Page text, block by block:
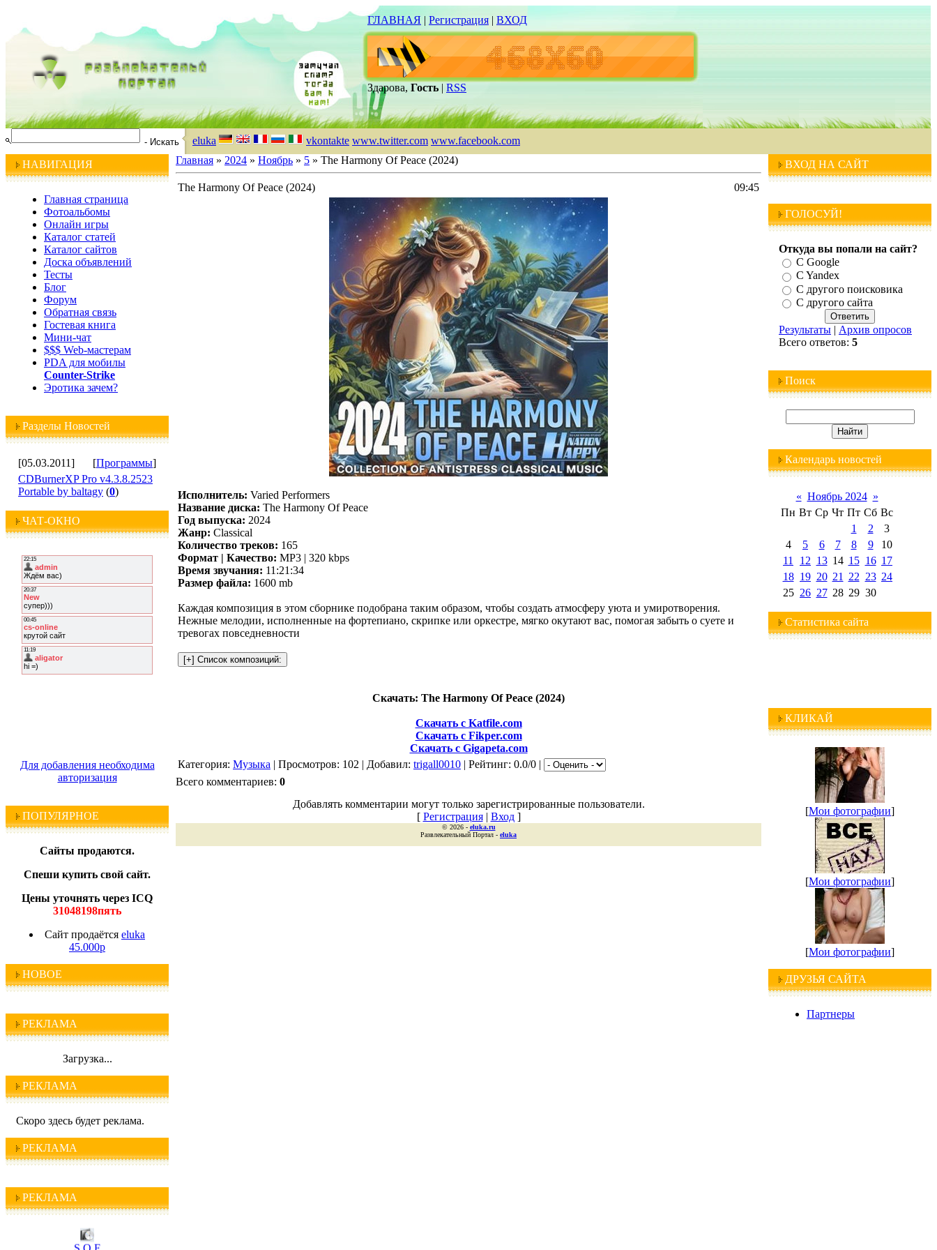
ГЛАВНАЯ | Регистрация | ВХОД
Здарова, Гость | RSS
eluka vkontakte www.twitter.com www.facebook.com
НАВИГАЦИЯ
Главная страница
Фотоальбомы
Онлайн игры
Каталог статей
Каталог сайтов
Доска объявлений
Тесты
Блог
Форум
Обратная связь
Гостевая книга
Мини-чат
$$$ Web-мастерам
PDA для мобилы
Counter-Strike
Эротика зачем?
Разделы Новостей
[05.03.2011] [Программы]
CDBurnerXP Pro v4.3.8.2523
Portable by baltagy (0)
ЧАТ-ОКНО
Для добавления необходима
авторизация
ПОПУЛЯРНОЕ
Сайты продаются.
Спеши купить свой сайт.
Цены уточнять через ICQ
31048198пять
Сайт продаётся eluka
45.000р
НОВОЕ
РЕКЛАМА
Загрузка...
РЕКЛАМА
Скоро здесь будет реклама.
РЕКЛАМА
РЕКЛАМАI C Q
S O F
Главная » 2024 » Ноябрь » 5 » The Harmony Of Peace (2024)
The Harmony Of Peace (2024) 09:45
Исполнитель: Varied Performers
Название диска: The Harmony Of Peace
Год выпуска: 2024
Жанр: Classical
Количество треков: 165
Формат | Качество: MP3 | 320 kbps
Время звучания: 11:21:34
Размер файла: 1600 mb
Каждая композиция в этом сборнике подобрана таким образом, чтобы создать атмосферу уюта и умиротворения.
Нежные мелодии, исполненные на фортепиано, скрипке или оркестре, мягко окутают вас, помогая забыть о суете и
тревогах повседневности
Скачать: The Harmony Of Peace (2024)
Скачать с Katfile.com
Скачать с Fikper.com
Скачать с Gigapeta.com
Категория: Музыка | Просмотров: 102 | Добавил: trigall0010 | Рейтинг: 0.0/0 |
Всего комментариев: 0
Добавлять комментарии могут только зарегистрированные пользователи.
[ Регистрация| Вход]
© 2026 - eluka.ru
Развлекательный Портал - eluka
ВХОД НА САЙТ
ГОЛОСУЙ!
Откуда вы попали на сайт?
С Google
C Yandex
C другого поисковика
С другого сайта
Результаты | Архив опросов
Всего ответов: 5
Поиск
Календарь новостей
« Ноябрь 2024 »
Пн Вт Ср Чт Пт Сб Вс
1
2
3
4
5 6 7 8 9
10
11
12 13 14 15 16 17
18 19 20 21 22 23 24
25 26 27 28 29 30
Статистика сайта
КЛИКАЙ
[Мои фотографии]
[Мои фотографии]
[Мои фотографии]
ДРУЗЬЯ САЙТА
Партнеры